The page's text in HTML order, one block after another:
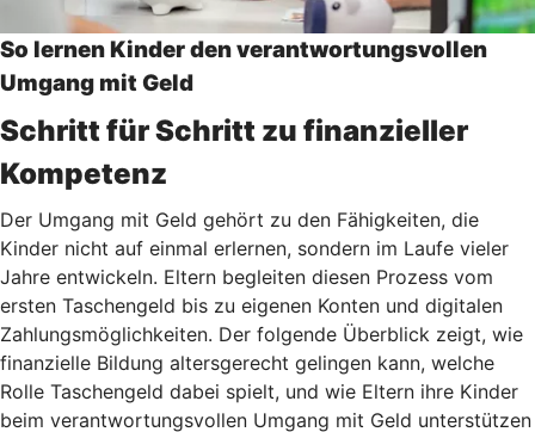
So lernen Kinder den verantwortungsvollen
Umgang mit Geld
Schritt für Schritt zu finanzieller
Kompetenz
Der Umgang mit Geld gehört zu den Fähigkeiten, die
Kinder nicht auf einmal erlernen, sondern im Laufe vieler
Jahre entwickeln. Eltern begleiten diesen Prozess vom
ersten Taschengeld bis zu eigenen Konten und digitalen
Zahlungsmöglichkeiten. Der folgende Überblick zeigt, wie
finanzielle Bildung altersgerecht gelingen kann, welche
Rolle Taschengeld dabei spielt, und wie Eltern ihre Kinder
beim verantwortungsvollen Umgang mit Geld unterstützen